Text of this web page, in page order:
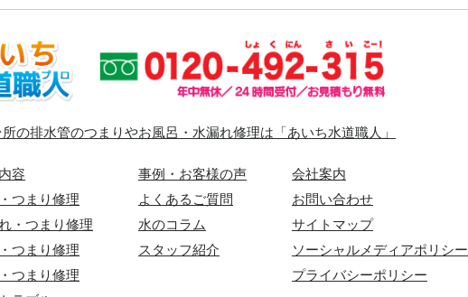
の排水管のつまりやお風呂・水漏れ修理は「あいち水道職人」
容
つまり修理
・つまり修理
つまり修理
つまり修理
事例・お客様の声
よくあるご質問
水のコラム
スタッフ紹介
会社案内
お問い合わせ
サイトマップ
ソーシャルメディアポリシー
プライバシーポリシー